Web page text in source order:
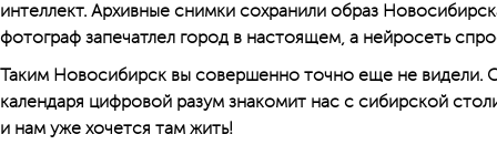
интеллект. Архивные снимки сохранили образ
фотограф запечатлел город в настоящем, а нейросеть
Таким Новосибирск вы совершенно точно еще не видели.
календаря цифровой разум знакомит нас с сибирской
и нам уже хочется там жить!